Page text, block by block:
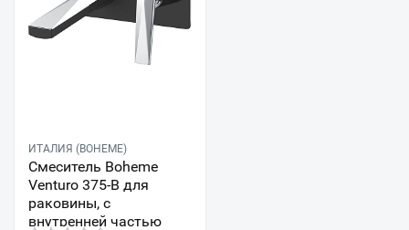
ИТАЛИЯ (BOHEME)
Смеситель Boheme
Venturo 375-B для
раковины, с
внутренней частью